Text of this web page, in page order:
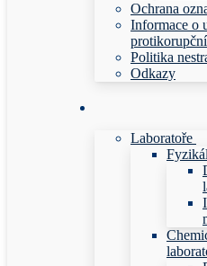
Ochrana
Informace o
Politika
Odkazy
Laboratoře